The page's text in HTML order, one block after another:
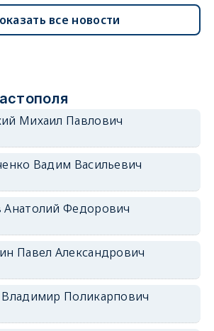
все новости
Михаил Павлович
Вадим Васильевич
Федорович
Павел Александрович
Поликарпович